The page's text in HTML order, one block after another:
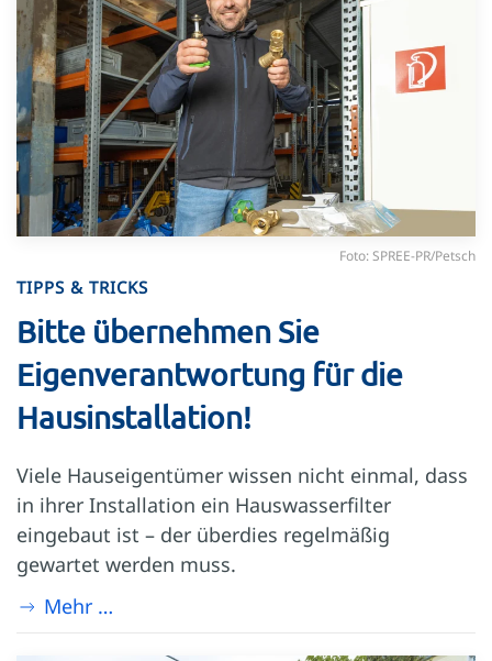
Foto: SPREE-PR/Petsch
TIPPS & TRICKS
Bitte übernehmen Sie
Eigenverantwortung für die
Hausinstallation!
Viele Hauseigentümer wissen nicht einmal, dass
in ihrer Installation ein Hauswasserfilter
eingebaut ist – der überdies regelmäßig
gewartet werden muss.
Mehr …